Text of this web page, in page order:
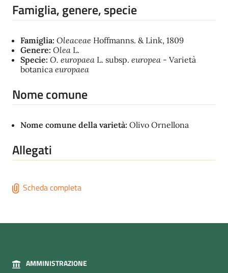
Famiglia, genere, specie
Famiglia: Oleaceae Hoffmanns. & Link, 1809
Genere: Olea L.
Specie: O. europaea L. subsp. europea - Varietà
botanica europaea
Nome comune
Nome comune della varietà: Olivo Ornellona
Allegati
Scheda completa
AMMINISTRAZIONE